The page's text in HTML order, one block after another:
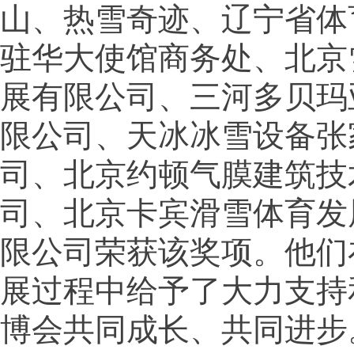
山、热雪奇迹、辽宁省
驻华大使馆商务处、北
展有限公司、三河多贝
限公司、天冰冰雪设备
司、北京约顿气膜建筑
司、北京卡宾滑雪体育
限公司荣获该奖项。他
展过程中给予了大力支
博会共同成长、共同进